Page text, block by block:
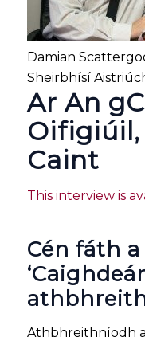
Damian
Sheirbhísí
Ar An
Oifigiúil,
Caint
This interview is
Cén fáth
Athbhreithníodh